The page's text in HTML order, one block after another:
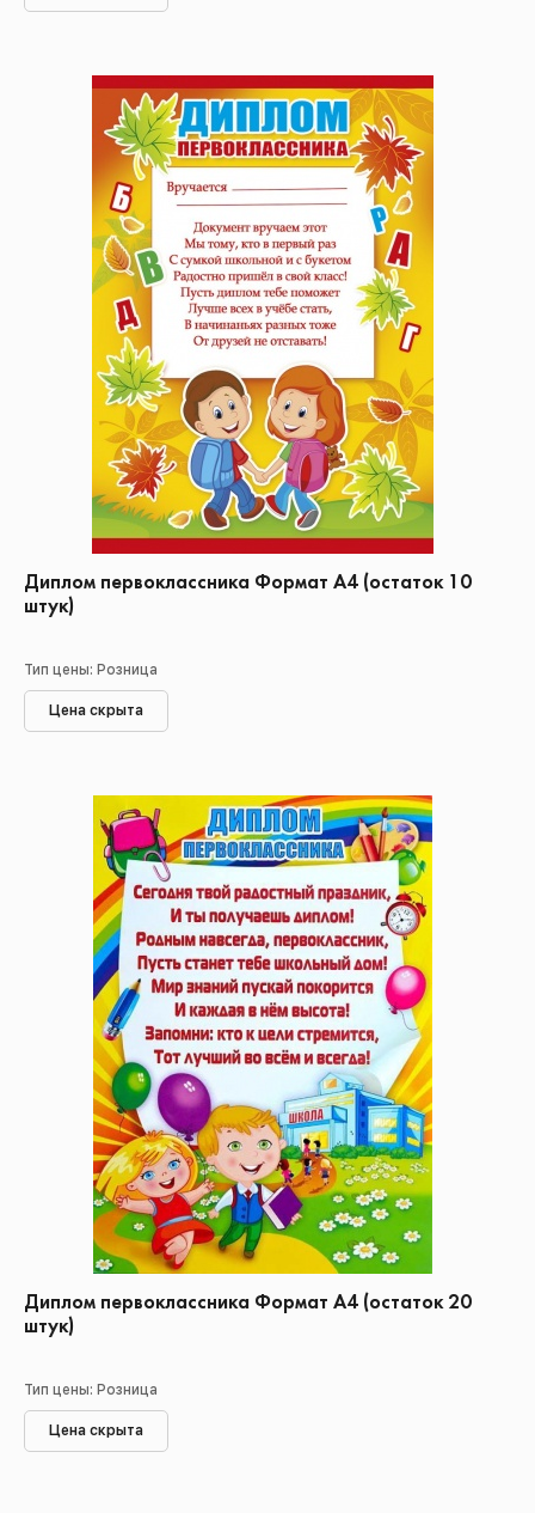
Диплом первоклассника Формат А4 (остаток 10
штук)
Тип цены: Розница
Цена скрыта
Диплом первоклассника Формат А4 (остаток 20
штук)
Тип цены: Розница
Цена скрыта